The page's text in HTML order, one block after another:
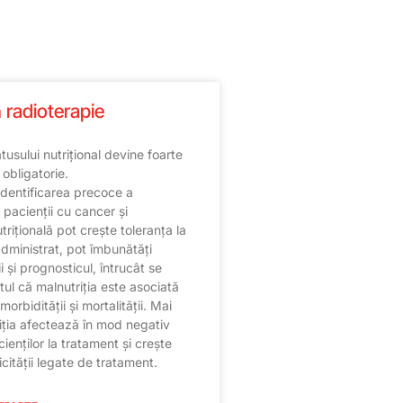
radioterapie
nutrițional devine foarte
precoce a
pacienții cu cancer și
pot crește toleranța la
pot îmbunătăți
și prognosticul, întrucât se
că malnutriția este asociată
și mortalității. Mai
afectează în mod negativ
la tratament și crește
legate de tratament.